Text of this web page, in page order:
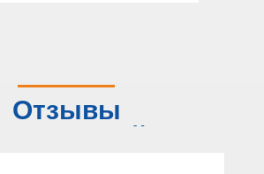
Отзывы
слушателей